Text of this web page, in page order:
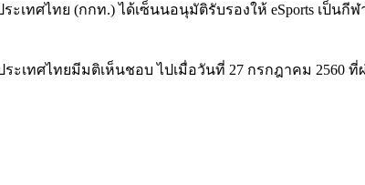
ะเทศไทย (กกท.) ได้เซ็นนอนุมัติรับรองให้ eSports เป็
ะเทศไทยมีมติเห็นชอบ ไปเมื่อวันที่ 27 กรกฎาคม 2560 ที่